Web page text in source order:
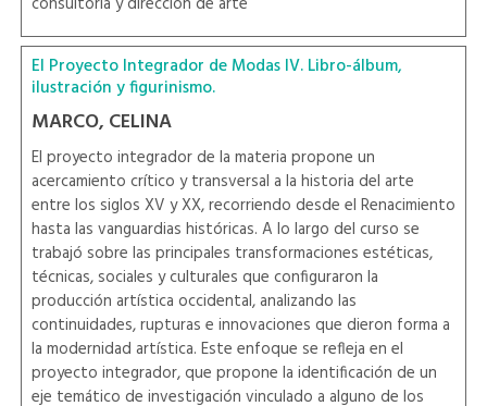
El Proyecto Integrador de Modas IV. Libro-álbum,
ilustración y figurinismo.
MARCO, CELINA
El proyecto integrador de la materia propone un
acercamiento crítico y transversal a la historia del arte
entre los siglos XV y XX, recorriendo desde el Renacimiento
hasta las vanguardias históricas. A lo largo del curso se
trabajó sobre las principales transformaciones estéticas,
técnicas, sociales y culturales que configuraron la
producción artística occidental, analizando las
continuidades, rupturas e innovaciones que dieron forma a
la modernidad artística. Este enfoque se refleja en el
proyecto integrador, que propone la identificación de un
eje temático de investigación vinculado a alguno de los